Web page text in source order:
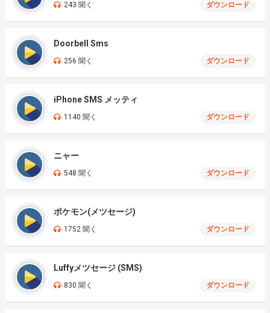
243 聞く ダウンロード
Doorbell Sms
256 聞く ダウンロード
iPhone SMS メッティ
1140 聞く ダウンロード
ニャー
548 聞く ダウンロード
ポケモン(メツセージ)
1752 聞く ダウンロード
Luffyメツセージ (SMS)
830 聞く ダウンロード